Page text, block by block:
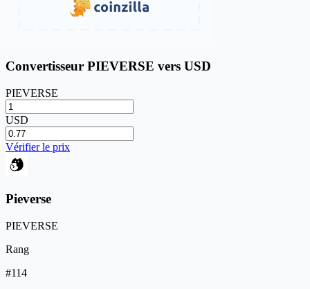
Convertisseur PIEVERSE vers USD
PIEVERSE
USD
Vérifier le prix
Pieverse
PIEVERSE
Rang
#114